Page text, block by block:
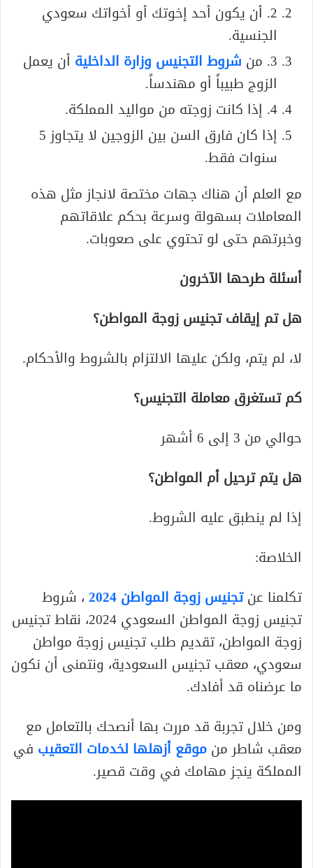
2. أن يكون أحد إخوتك أو أخواتك سعودي
الجنسية.
3. من
شروط التجنيس وزارة الداخلية أن يعمل
الزوج طبيباً أو مهندساً.
4. إذا كانت زوجته من مواليد المملكة.
إذا كان فارق السن بين الزوجين لا يتجاوز 5
سنوات فقط.
مع العلم أن هناك جهات مختصة لانجاز مثل هذه
المعاملات بسهولة وسرعة بحكم علاقاتهم
وخبرتهم حتى لو تحتوي على صعوبات.
أسئلة طرحها الآخرون
هل تم إيقاف تجنيس زوجة المواطن؟
لا، لم يتم، ولكن عليها الالتزام بالشروط والأحكام.
كم تستغرق معاملة التجنيس؟
حوالي من 3 إلى 6 أشهر
هل يتم ترحيل أم المواطن؟
إذا لم ينطبق عليه الشروط.
الخلاصة:
تكلمنا عنتجنيس زوجة المواطن 2024
، شروط
تجنيس زوجة المواطن السعودي 2024، نقاط تجنيس
زوجة المواطن، تقديم طلب تجنيس زوجة مواطن
سعودي، معقب تجنيس السعودية، ونتمنى أن نكون
ما عرضناه قد أفادك.
ومن خلال تجربة قد مررت بها أنصحك بالتعامل مع
معقب شاطر منموقع أزهلها لخدمات التعقيب في
المملكة ينجز مهامك في وقت قصير.